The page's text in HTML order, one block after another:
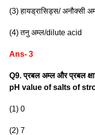
(3) हायड्रासिड्स/ अनौक्सी
(4) तनु अम्ल/dilute acid
Ans- 3
Q9. प्रबल अम्ल और प्रबल
pH value of salts of
(1) 0
(2) 7